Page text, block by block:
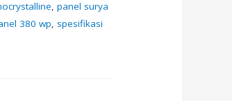
, panel surya
380 wp, spesifikasi